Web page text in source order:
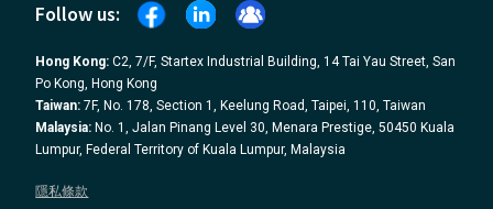
Follow us:
Hong Kong: C2, 7/F, Startex Industrial Building, 14 Tai Yau Street, San
Po Kong, Hong Kong
Taiwan: 7F, No. 178, Section 1, Keelung Road, Taipei, 110, Taiwan
Malaysia: No. 1, Jalan Pinang Level 30, Menara Prestige, 50450 Kuala
Lumpur, Federal Territory of Kuala Lumpur, Malaysia
隱私條款